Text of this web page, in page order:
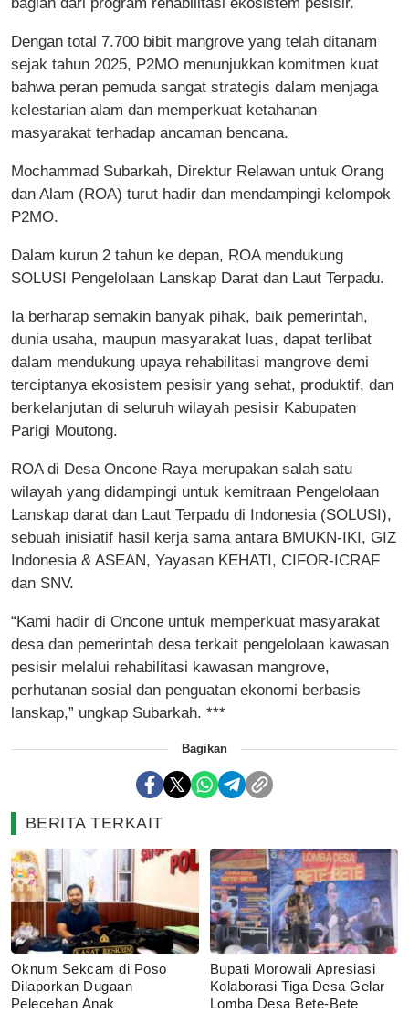
Dengan total 7.700 bibit mangrove yang telah ditanam
sejak tahun 2025, P2MO menunjukkan komitmen kuat
bahwa peran pemuda sangat strategis dalam menjaga
kelestarian alam dan memperkuat ketahanan
masyarakat terhadap ancaman bencana.
Mochammad Subarkah, Direktur Relawan untuk Orang
dan Alam (ROA) turut hadir dan mendampingi kelompok
P2MO.
Dalam kurun 2 tahun ke depan, ROA mendukung
SOLUSI Pengelolaan Lanskap Darat dan Laut Terpadu.
Ia berharap semakin banyak pihak, baik pemerintah,
dunia usaha, maupun masyarakat luas, dapat terlibat
dalam mendukung upaya rehabilitasi mangrove demi
terciptanya ekosistem pesisir yang sehat, produktif, dan
berkelanjutan di seluruh wilayah pesisir Kabupaten
Parigi Moutong.
ROA di Desa Oncone Raya merupakan salah satu
wilayah yang didampingi untuk kemitraan Pengelolaan
Lanskap darat dan Laut Terpadu di Indonesia (SOLUSI),
sebuah inisiatif hasil kerja sama antara BMUKN-IKI, GIZ
Indonesia & ASEAN, Yayasan KEHATI, CIFOR-ICRAF
dan SNV.
“Kami hadir di Oncone untuk memperkuat masyarakat
desa dan pemerintah desa terkait pengelolaan kawasan
pesisir melalui rehabilitasi kawasan mangrove,
perhutanan sosial dan penguatan ekonomi berbasis
lanskap,” ungkap Subarkah. ***
Bagikan
BERITA TERKAIT
Oknum Sekcam di Poso
Dilaporkan Dugaan
Pelecehan Anak
Bupati Morowali Apresiasi
Kolaborasi Tiga Desa Gelar
Lomba Desa Bete-Bete